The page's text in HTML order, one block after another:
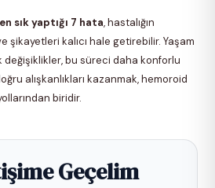
sık yaptığı 7 hata, hastalığın
şikayetleri kalıcı hale getirebilir. Yaşam
değişiklikler, bu süreci daha konforlu
alışkanlıkları kazanmak, hemoroid
biridir.
Geçelim